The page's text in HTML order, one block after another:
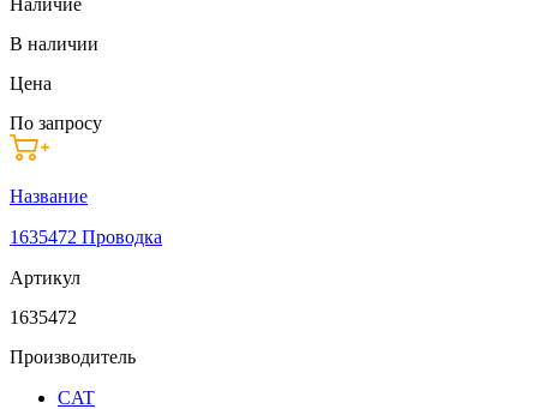
В наличии
Цена
По запросу
Название
1635472 Проводка
Артикул
1635472
Производитель
CAT